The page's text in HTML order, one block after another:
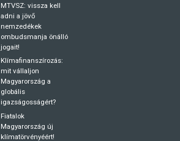
MTVSZ: vissza kell
adni a jövő
nemzedékek
ombudsmanja önálló
jogait!
Klímafinanszírozás:
mit vállaljon
Magyarország a
globális
igazságosságért?
Fiatalok
Magyarország új
klímatörvényéért!